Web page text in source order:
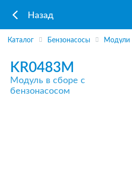
Назад
Каталог Бензонасосы Модули
KR0483M
Модуль в сборе с
бензонасосом